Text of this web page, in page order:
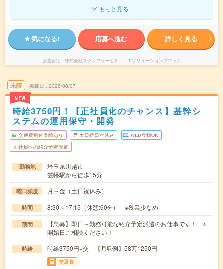
もっと見る
気になる! 応募へ進む 詳しく見る
派遣会社 株式会社スタッフサービス ＩＴソリューションブロック
未読
NEW
掲載日 2026/08/07
時給3750円！【正社員化のチャンス】基幹シ
ステムの運用保守・開発
交通費別途支給あり 土日祝日が休み WEB登録OK
正社員への紹介予定派遣
勤務地
埼玉県川越市
笠幡駅から徒歩15分
曜日頻度 月～金（土日祝休み）
時間 8:30～17:15（休憩:60分） ※残業少なめ
期間
【急募】即日～勤務可能な紹介予定派遣のお仕事です！ ※
開始日ご相談ください！
時給 時給3750円+交 【月収例】58万1250円
交通費